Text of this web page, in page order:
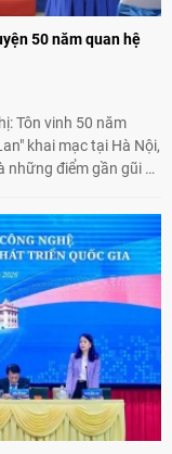
50 năm quan hệ
Tôn vinh 50 năm
khai mạc tại Hà Nội,
điểm gần gũi về
nửa thế kỷ quan hệ